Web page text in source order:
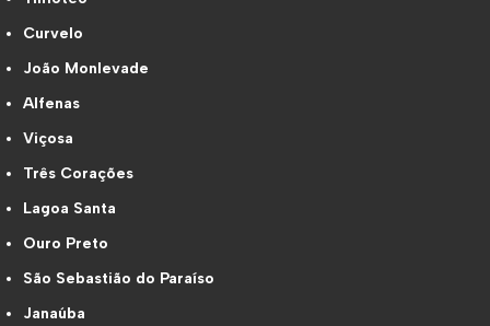
Curvelo
João Monlevade
Alfenas
Viçosa
Três Corações
Lagoa Santa
Ouro Preto
São Sebastião do Paraíso
Janaúba